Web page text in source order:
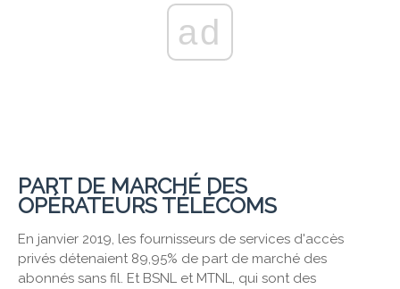
ad
PART DE MARCHÉ DES
OPÉRATEURS TÉLÉCOMS
En janvier 2019, les fournisseurs de services d'accès
privés détenaient 89,95% de part de marché des
abonnés sans fil. Et BSNL et MTNL, qui sont des